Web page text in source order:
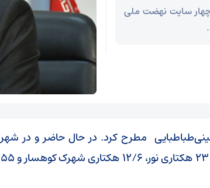
چهار سایت نهضت ملی
مطرح کرد. در حال حاضر و در شهر
سمنان عملیات آماده سازی ۴ سایت ۲۰۵ هکتاری، ۲۳ هکتاری نور، ۱۲/۶ هکتاری شهرک کوهسار و ۵۵